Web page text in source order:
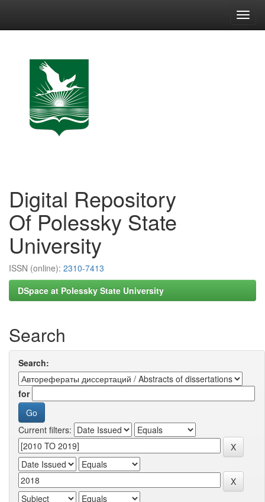
Digital Repository
Of Polessky State
University
ISSN (online): 2310-7413
DSpace at Polessky State University
Search
Search:
for
Current filters: